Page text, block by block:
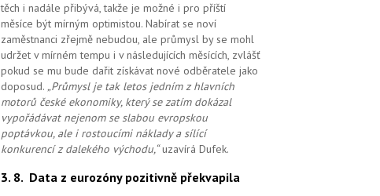
těch i nadále přibývá, takže je možné i pro příští
měsíce být mírným optimistou. Nabírat se noví
zaměstnanci zřejmě nebudou, ale průmysl by se mohl
udržet v mírném tempu i v následujících měsících, zvlášť
pokud se mu bude dařit získávat nové odběratele jako
doposud. „Průmysl je tak letos jedním z hlavních
motorů české ekonomiky, který se zatím dokázal
vypořádávat nejenom se slabou evropskou
poptávkou, ale i rostoucími náklady a sílící
konkurencí z dalekého východu,“uzavírá Dufek.
3. 8. Data z eurozóny pozitivně překvapila